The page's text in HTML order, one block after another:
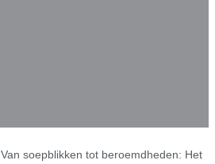
Van soepblikken tot beroemdheden: Het